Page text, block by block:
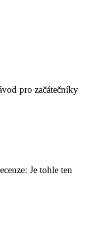
pro začátečníky
Je tohle ten